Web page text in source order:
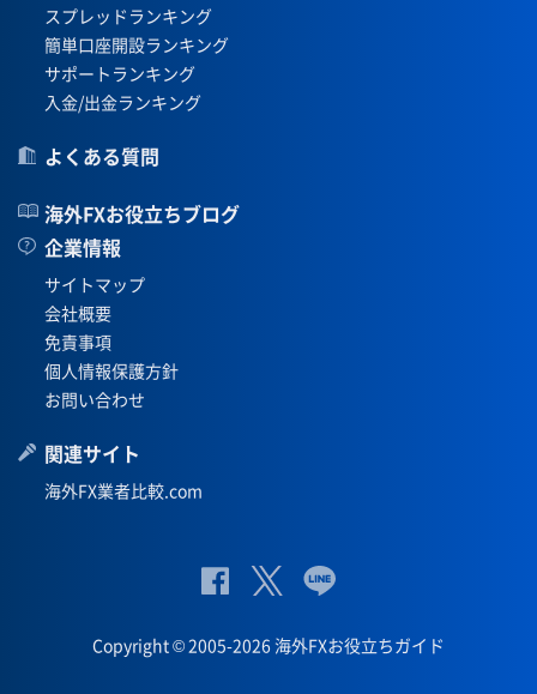
スプレッドランキング
簡単口座開設ランキング
サポートランキング
入金/出金ランキング
よくある質問
海外FXお役立ちブログ
企業情報
サイトマップ
会社概要
免責事項
個人情報保護方針
お問い合わせ
関連サイト
海外FX業者比較.com
式
Fac
Twit
ter
式
Lin
Copyright © 2005-2026 海外FXお役立ちガイド